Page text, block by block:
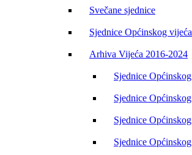
Svečane sjednice
Sjednice Općinskog
Arhiva Vijeća 2016-2024
Sjednice
Sjednice
Sjednice
Sjednice